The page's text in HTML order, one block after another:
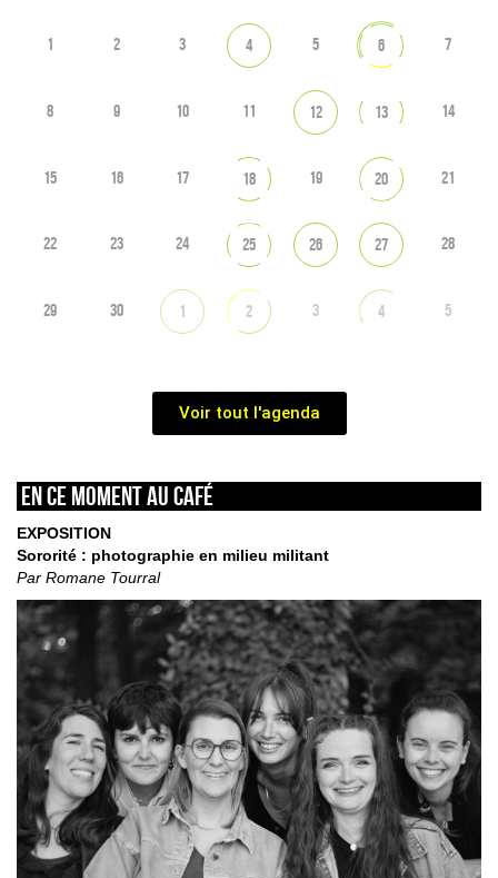
1 2 3 4 5 6 7
8 9 10 11 12 13 14
15 16 17 18 19 20 21
22 23 24 25 26 27 28
29 30 1 2 3 4 5
Voir tout l'agenda
En ce moment au café
EXPOSITION
Sororité : photographie en milieu militant
Par Romane Tourral